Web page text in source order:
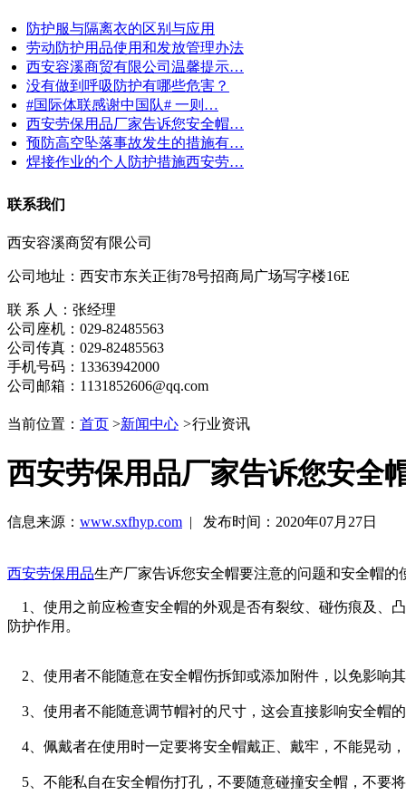
防护服与隔离衣的区别与应用
劳动防护用品使用和发放管理办法
西安容溪商贸有限公司温馨提示…
没有做到呼吸防护有哪些危害？
#国际体联感谢中国队# 一则…
西安劳保用品厂家告诉您安全帽…
预防高空坠落事故发生的措施有…
焊接作业的个人防护措施西安劳…
联系我们
西安容溪商贸有限公司
公司地址：西安市东关正街78号招商局广场写字楼16E
联 系 人：张经理
公司座机：029-82485563
公司传真：029-82485563
手机号码：13363942000
公司邮箱：1131852606@qq.com
当前位置： 首页 >新闻中心 >行业资讯
西安劳保用品厂家告诉您安全
信息来源： www.sxfhyp.com | 发布时间：2020年07月27日
西安劳保用品生产厂家告诉您安全帽要注意的问题和安全帽的
1、使用之前应检查安全帽的外观是否有裂纹、碰伤痕及、
防护作用。
2、使用者不能随意在安全帽伤拆卸或添加附件，以免影响
3、使用者不能随意调节帽衬的尺寸，这会直接影响安全帽
4、佩戴者在使用时一定要将安全帽戴正、戴牢，不能晃动
5、不能私自在安全帽伤打孔，不要随意碰撞安全帽，不要